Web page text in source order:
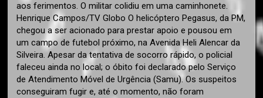
aos ferimentos. O militar colidiu em uma caminhonete.
Henrique Campos/TV Globo O helicóptero Pegasus, da PM,
chegou a ser acionado para prestar apoio e pousou em
um campo de futebol próximo, na Avenida Heli Alencar da
Silveira. Apesar da tentativa de socorro rápido, o policial
faleceu ainda no local; o óbito foi declarado pelo Serviço
de Atendimento Móvel de Urgência (Samu). Os suspeitos
conseguiram fugir e, até o momento, não foram